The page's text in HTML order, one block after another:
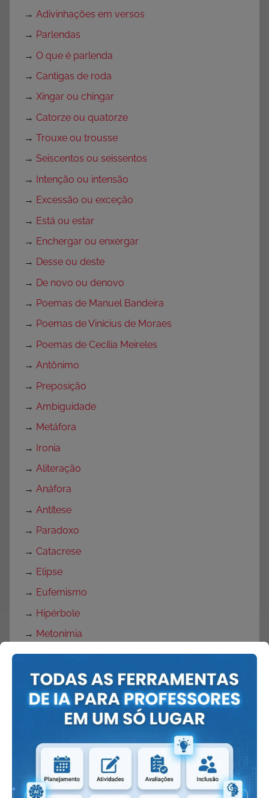
o
a
→ Adivinhações em versos
→ Parlendas
→ O que é parlenda
→ Cantigas de roda
→ Xingar ou chingar
→ Catorze ou quatorze
→ Trouxe ou trousse
→ Seiscentos ou seissentos
→ Intenção ou intensão
→ Excessão ou exceção
→ Está ou estar
→ Enchergar ou enxergar
→ Desse ou deste
→ De novo ou denovo
→ Poemas de Manuel Bandeira
→ Poemas de Vinícius de Moraes
→ Poemas de Cecília Meireles
→ Antônimo
→ Preposição
→ Ambiguidade
→ Metáfora
→ Ironia
→ Aliteração
→ Anáfora
→ Antítese
→ Paradoxo
→ Catacrese
→ Elipse
→ Eufemismo
→ Hipérbole
→ Metonímia
→Onomatopeia
→Personificação
→Pleonasmo
Sinestesia
Girias
→Tbt